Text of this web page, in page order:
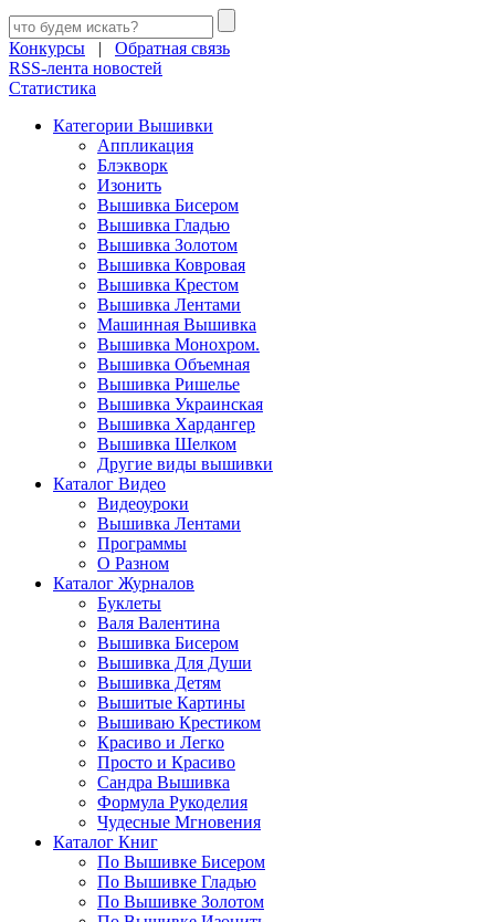
Конкурсы | Обратная связь
RSS-лента новостей
Статистика
Категории Вышивки
Аппликация
Блэкворк
Изонить
Вышивка Бисером
Вышивка Гладью
Вышивка Золотом
Вышивка Ковровая
Вышивка Крестом
Вышивка Лентами
Машинная Вышивка
Вышивка Монохром.
Вышивка Объемная
Вышивка Ришелье
Вышивка Украинская
Вышивка Хардангер
Вышивка Шелком
Другие виды вышивки
Каталог Видео
Видеоуроки
Вышивка Лентами
Программы
О Разном
Каталог Журналов
Буклеты
Валя Валентина
Вышивка Бисером
Вышивка Для Души
Вышивка Детям
Вышитые Картины
Вышиваю Крестиком
Красиво и Легко
Просто и Красиво
Сандра Вышивка
Формула Рукоделия
Чудесные Мгновения
Каталог Книг
По Вышивке Бисером
По Вышивке Гладью
По Вышивке Золотом